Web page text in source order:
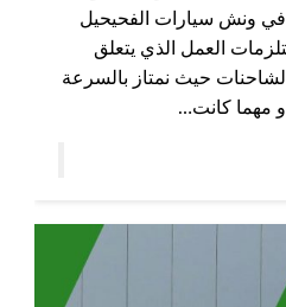
ونش سيارات الفحيحيل
العمل الذي يتعلق
حيث نمتاز بالسرعة
و مهما كانت…